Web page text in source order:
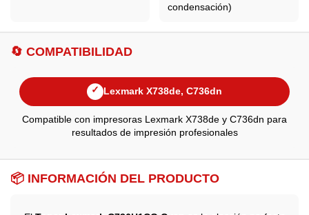
condensación)
🔄 COMPATIBILIDAD
✓ Lexmark X738de, C736dn
Compatible con impresoras Lexmark X738de y C736dn para
resultados de impresión profesionales
📦 INFORMACIÓN DEL PRODUCTO